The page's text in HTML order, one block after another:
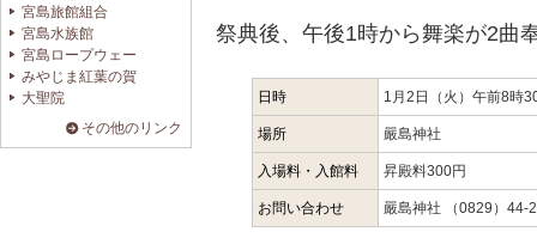
祭典後、午後1時から舞楽が2曲
日時 1月2日（火）午前8時
場所 嚴島神社
入場料・入館料 昇殿料300円
お問い合わせ 嚴島神社 （0829）44-
宮島旅館組合
宮島水族館
宮島ロープウェー
みやじま紅葉の賀
大聖院
その他のリンク